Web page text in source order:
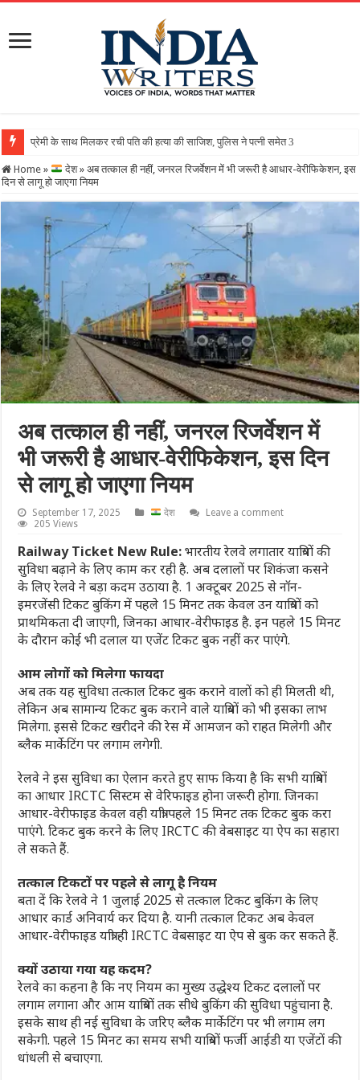
Home » देश » अब तत्काल ही नहीं, जनरल रिजर्वेशन में भी जरूरी है आधार-वेरीफिकेशन, इस
दिन से लागू हो जाएगा नियम
अब तत्काल ही नहीं, जनरल रिजर्वेशन में
भी जरूरी है आधार-वेरीफिकेशन, इस दिन
से लागू हो जाएगा नियम
September 17, 2025 देश
Leave a comment
205 Views
Railway Ticket New Rule:भारतीय रेलवे लगातार यात्रियों की
सुविधा बढ़ाने के लिए काम कर रही है. अब दलालों पर शिकंजा कसने
के लिए रेलवे ने बड़ा कदम उठाया है. 1 अक्टूबर 2025 से नॉन-
इमरजेंसी टिकट बुकिंग में पहले 15 मिनट तक केवल उन यात्रियों को
प्राथमिकता दी जाएगी, जिनका आधार-वेरीफाइड है. इन पहले 15 मिनट
के दौरान कोई भी दलाल या एजेंट टिकट बुक नहीं कर पाएंगे.
आम लोगों को मिलेगा फायदा
अब तक यह सुविधा तत्काल टिकट बुक कराने वालों को ही मिलती थी,
लेकिन अब सामान्य टिकट बुक कराने वाले यात्रियों को भी इसका लाभ
मिलेगा. इससे टिकट खरीदने की रेस में आमजन को राहत मिलेगी और
ब्लैक मार्केटिंग पर लगाम लगेगी.
रेलवे ने इस सुविधा का ऐलान करते हुए साफ किया है कि सभी यात्रियों
का आधार IRCTC सिस्टम से वेरिफाइड होना जरूरी होगा. जिनका
आधार-वेरीफाइड केवल वही यात्री पहले 15 मिनट तक टिकट बुक करा
पाएंगे. टिकट बुक करने के लिए IRCTC की वेबसाइट या ऐप का सहारा
ले सकते हैं.
तत्काल टिकटों पर पहले से लागू है नियम
बता दें कि रेलवे ने 1 जुलाई 2025 से तत्काल टिकट बुकिंग के लिए
आधार कार्ड अनिवार्य कर दिया है. यानी तत्काल टिकट अब केवल
आधार-वेरीफाइड यात्री ही IRCTC वेबसाइट या ऐप से बुक कर सकते हैं.
क्यों उठाया गया यह कदम?
रेलवे का कहना है कि नए नियम का मुख्य उद्धेश्य टिकट दलालों पर
लगाम लगाना और आम यात्रियों तक सीधे बुकिंग की सुविधा पहुंचाना है.
इसके साथ ही नई सुविधा के जरिए ब्लैक मार्केटिंग पर भी लगाम लग
सकेगी. पहले 15 मिनट का समय सभी यात्रियों फर्जी आईडी या एजेंटों की
धांधली से बचाएगा.